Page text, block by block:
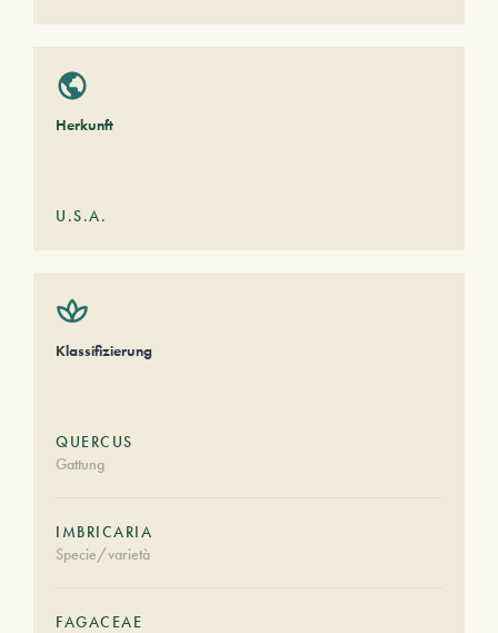
Herkunft
U.S.A.
Klassifizierung
QUERCUS
Gattung
IMBRICARIA
Specie/varietà
FAGACEAE